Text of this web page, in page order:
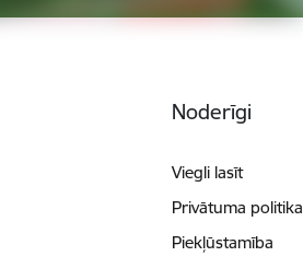
Noderīgi
Viegli lasīt
Privātuma politika
Piekļūstamība